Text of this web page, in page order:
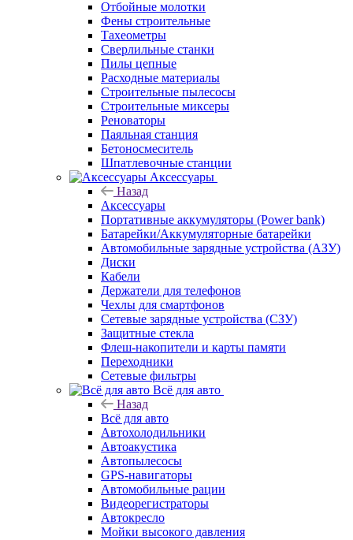
Отбойные молотки
Фены строительные
Тахеометры
Сверлильные станки
Пилы цепные
Расходные материалы
Строительные пылесосы
Строительные миксеры
Реноваторы
Паяльная станция
Бетоносмеситель
Шпатлевочные станции
Аксессуары
Назад
Аксессуары
Портативные аккумуляторы (Power bank)
Батарейки/Аккумуляторные батарейки
Автомобильные зарядные устройства (АЗУ)
Диски
Кабели
Держатели для телефонов
Чехлы для смартфонов
Сетевые зарядные устройства (СЗУ)
Защитные стекла
Флеш-накопители и карты памяти
Переходники
Сетевые фильтры
Всё для авто
Назад
Всё для авто
Автохолодильники
Автоакустика
Автопылесосы
GPS-навигаторы
Автомобильные рации
Видеорегистраторы
Автокресло
Мойки высокого давления